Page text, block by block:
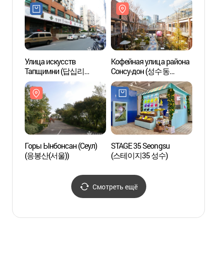
Улица искусств
Тапщимни (답십리
고미술상가)
Кофейная улица района
Сонсу-дон (성수동
카페거리)
Горы Ынбонсан (Сеул)
(응봉산(서울))
STAGE 35 Seongsu
(스테이지35 성수)
Смотреть ещё